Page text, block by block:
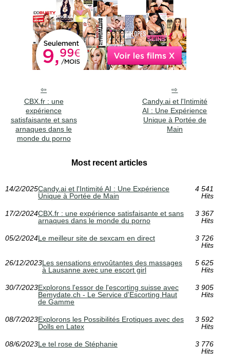
CBX.fr : une
expérience
satisfaisante et sans
arnaques dans le
monde du porno
Candy.ai et l'Intimité
AI : Une Expérience
Unique à Portée de
Main
Most recent articles
14/2/2025Candy.ai et l'Intimité AI : Une Expérience
Unique à Portée de Main
4 541
Hits
17/2/2024CBX.fr : une expérience satisfaisante et sans
arnaques dans le monde du porno
3 367
Hits
05/2/2024Le meilleur site de sexcam en direct
3 726
Hits
26/12/2023Les sensations envoûtantes des massages
à Lausanne avec une escort girl
5 625
Hits
30/7/2023Explorons l'essor de l'escorting suisse avec
Bemydate.ch - Le Service d'Escorting Haut
de Gamme
3 905
Hits
08/7/2023Explorons les Possibilités Erotiques avec des
Dolls en Latex
3 592
Hits
08/6/2023Le tel rose de Stéphanie
3 776
Hits